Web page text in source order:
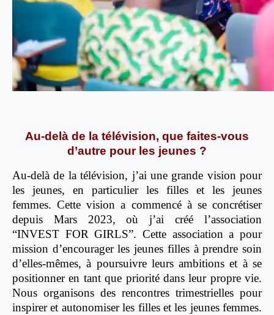
Au-delà de la télévision, que faites-vous
d’autre pour les jeunes ?
Au-delà de la télévision, j’ai une grande vision pour
les jeunes, en particulier les filles et les jeunes
femmes. Cette vision a commencé à se concrétiser
depuis Mars 2023, où j’ai créé l’association
“INVEST FOR GIRLS”. Cette association a pour
mission d’encourager les jeunes filles à prendre soin
d’elles-mêmes, à poursuivre leurs ambitions et à se
positionner en tant que priorité dans leur propre vie.
Nous organisons des rencontres trimestrielles pour
inspirer et autonomiser les filles et les jeunes femmes.